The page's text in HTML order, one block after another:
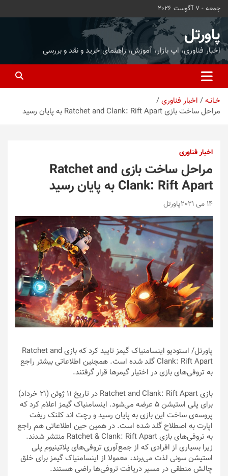
محتوا
بروید
جمعه - 7 آگوست 2026
پاورتل
اخبار فناوری، اپ بازار، آموزش، راهنمای خرید و نقد و بررسی
خـانـه
اخبار فناوری
مراحل ساخت بازی Ratchet and Clank: Rift Apart به پایان رسید
اخبار فناوری
مراحل ساخت بازی Ratchet and
Clank: Rift Apart به پایان رسید
14 می 2021 پاورتل
پاورتل
/ استودیو اینسامنیاک گیمز تایید کرد که بازی Ratchet and
Clank: Rift Apart گلد شده است. همچنین اطلاعاتی بیشتر راجع
به تروفی‌های بازی در اختیار گیمرها قرار گرفتند.
بازی Ratchet and Clank: Rift Apart در تاریخ ۱۱ ژوئن (۲۱ خرداد)
برای پلی استیشن 5 عرضه می‌شود. اینسامنیاک گیمز اعلام کرد که
پروسه‌ی ساخت این بازی به پایان رسید و رچت اند کلنک ریفت
اپارت به اصطلاح گلد شده است. در همین حین اطلاعاتی هم راجع
به تروفی‌های بازی Ratchet & Clank: Rift Apart منتشر شدند.
زیرا بسیاری از افرادی که از جمع‌آوری تروفی‌های پلاتینیوم پلی
استیشن سونی لذت می‌برند، معمولا از اینسامنیاک گیمز برای خلق
چالش منطقی در مسیر دریافت تروفی‌ها راضی هستند.